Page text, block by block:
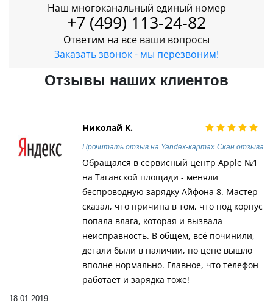
Наш многоканальный единый номер
+7 (499) 113-24-82
Ответим на все ваши вопросы
Заказать звонок - мы перезвоним!
Отзывы наших клиентов
Николай К.
Прочитать отзыв на Yandex-картах Скан отзыва
Обращался в сервисный центр Apple №1
на Таганской площади - меняли
беспроводную зарядку Айфона 8. Мастер
сказал, что причина в том, что под корпус
попала влага, которая и вызвала
неисправность. В общем, всё починили,
детали были в наличии, по цене вышло
вполне нормально. Главное, что телефон
работает и зарядка тоже!
18.01.2019